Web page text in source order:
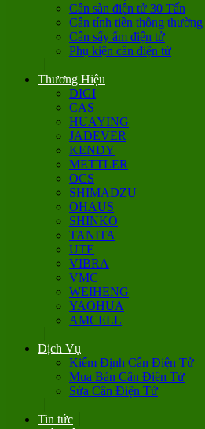
Cân sàn điện tử 30 Tấn
Cân tính tiền thông thường
Cân sấy ẩm điện tử
Phụ kiện cân điện tử
Thương Hiệu
DIGI
CAS
HUAYING
JADEVER
KENDY
METTLER
OCS
SHIMADZU
OHAUS
SHINKO
TANITA
UTE
VIBRA
VMC
WEIHENG
YAOHUA
AMCELL
Dịch Vụ
Kiểm Định Cân Điện Tử
Mua Bán Cân Điện Tử
Sửa Cân Điện Tử
Tin tức